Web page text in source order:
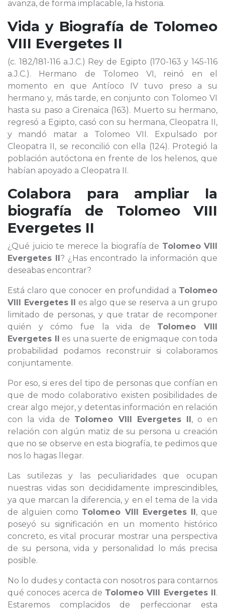
avanza, de forma implacable, la historia.
Vida y Biografía de Tolomeo
VIII Evergetes II
(c. 182/181-116 a.J.C.) Rey de Egipto (170-163 y 145-116
a.J.C.). Hermano de Tolomeo VI, reinó en el
momento en que Antíoco IV tuvo preso a su
hermano y, más tarde, en conjunto con Tolomeo VI
hasta su paso a Cirenaica (163). Muerto su hermano,
regresó a Egipto, casó con su hermana, Cleopatra II,
y mandó matar a Tolomeo VII. Expulsado por
Cleopatra II, se reconcilió con ella (124). Protegió la
población autóctona en frente de los helenos, que
habían apoyado a Cleopatra II.
Colabora para ampliar la
biografía de Tolomeo VIII
Evergetes II
¿Qué juicio te merece la biografía de Tolomeo VIII
Evergetes II? ¿Has encontrado la información que
deseabas encontrar?
Está claro que conocer en profundidad a Tolomeo
VIII Evergetes II es algo que se reserva a un grupo
limitado de personas, y que tratar de recomponer
quién y cómo fue la vida de Tolomeo VIII
Evergetes II es una suerte de enigmaque con toda
probabilidad podamos reconstruir si colaboramos
conjuntamente.
Por eso, si eres del tipo de personas que confían en
que de modo colaborativo existen posibilidades de
crear algo mejor, y detentas información en relación
con la vida de Tolomeo VIII Evergetes II, o en
relación con algún matiz de su persona u creación
que no se observe en esta biografía, te pedimos que
nos lo hagas llegar.
Las sutilezas y las peculiaridades que ocupan
nuestras vidas son decididamente imprescindibles,
ya que marcan la diferencia, y en el tema de la vida
de alguien como Tolomeo VIII Evergetes II, que
poseyó su significación en un momento histórico
concreto, es vital procurar mostrar una perspectiva
de su persona, vida y personalidad lo más precisa
posible.
No lo dudes y contacta con nosotros para contarnos
qué conoces acerca de Tolomeo VIII Evergetes II.
Estaremos complacidos de perfeccionar esta